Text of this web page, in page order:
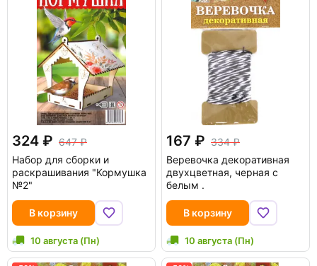
324
647
Набор для сборки и
раскрашивания "Кормушка
№2"
В корзину
10 августа (Пн)
167
334
Веревочка декоративная
двухцветная, черная с
белым .
В корзину
10 августа (Пн)